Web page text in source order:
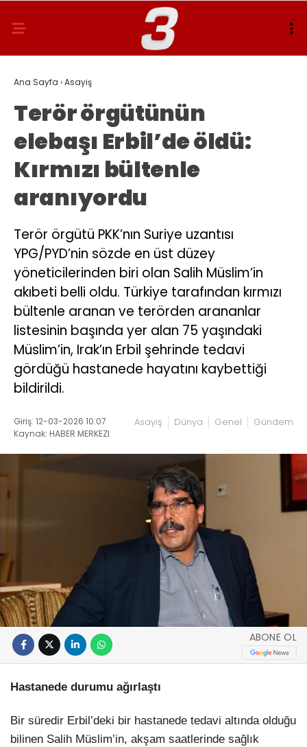
Ana Sayfa ›Asayiş
Terör örgütünün
elebaşı Erbil’de öldü:
Kırmızı bültenle
aranıyordu
Terör örgütü PKK’nın Suriye uzantısı
YPG/PYD’nin sözde en üst düzey
yöneticilerinden biri olan Salih Müslim’in
akıbeti belli oldu. Türkiye tarafından kırmızı
bültenle aranan ve terörden arananlar
listesinin başında yer alan 75 yaşındaki
Müslim’in, Irak’ın Erbil şehrinde tedavi
gördüğü hastanede hayatını kaybettiği
bildirildi.
Giriş: 12-03-2026 10:07
Kaynak: HABER MERKEZI
Asayiş Dünya Genel Gündem
ABONE OL
Hastanede durumu ağırlaştı
Bir süredir Erbil’deki bir hastanede tedavi altında olduğu
bilinen Salih Müslim’in, akşam saatlerinde sağlık